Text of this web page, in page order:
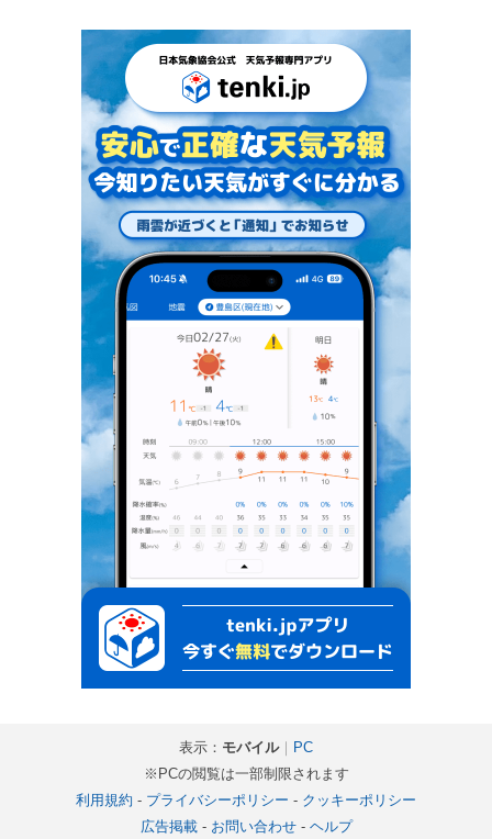
表示： モバイル｜ PC
※PCの閲覧は一部制限されます
利用規約 - プライバシーポリシー - クッキーポリシー
広告掲載- お問い合わせ- ヘルプ